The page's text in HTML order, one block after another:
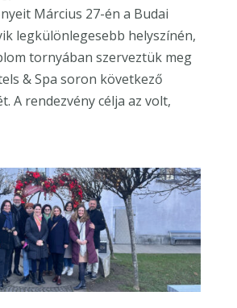
Március 27-én a Budai
legkülönlegesebb helyszínén,
tornyában szerveztük meg
& Spa soron következő
A rendezvény célja az volt,